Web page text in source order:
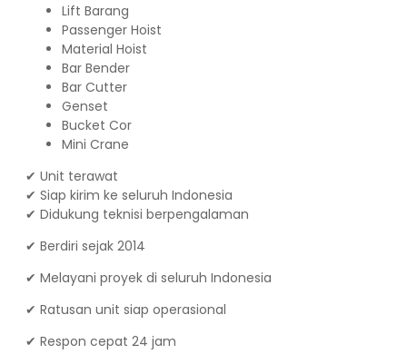
Lift Barang
Passenger Hoist
Material Hoist
Bar Bender
Bar Cutter
Genset
Bucket Cor
Mini Crane
✔ Unit terawat
✔ Siap kirim ke seluruh Indonesia
✔ Didukung teknisi berpengalaman
✔ Berdiri sejak 2014
✔ Melayani proyek di seluruh Indonesia
✔ Ratusan unit siap operasional
✔ Respon cepat 24 jam